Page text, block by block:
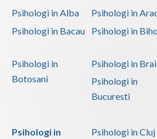
Psihologi in Alba Psihologi in
Psihologi in Bacau
Psihologi in
Psihologi in
Botosani
Psihologi in
Psihologi in
Bucuresti
Psihologi in
Psihologi in Cluj